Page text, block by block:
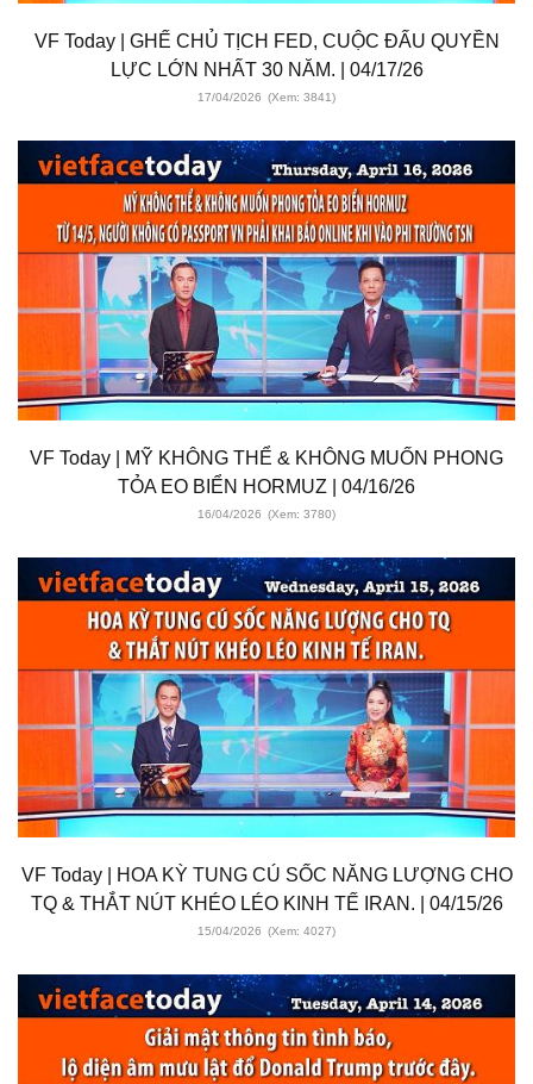
VF Today | GHẾ CHỦ TỊCH FED, CUỘC ĐẤU QUYỀN
LỰC LỚN NHẤT 30 NĂM. | 04/17/26
17/04/2026 (Xem: 3841)
VF Today | MỸ KHÔNG THỂ & KHÔNG MUỐN PHONG
TỎA EO BIỂN HORMUZ | 04/16/26
16/04/2026 (Xem: 3780)
VF Today | HOA KỲ TUNG CÚ SỐC NĂNG LƯỢNG CHO
TQ & THẮT NÚT KHÉO LÉO KINH TẾ IRAN. | 04/15/26
15/04/2026 (Xem: 4027)